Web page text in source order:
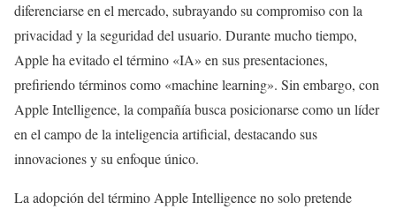
diferenciarse en el mercado, subrayando su compromiso con la
privacidad y la seguridad del usuario. Durante mucho tiempo,
Apple ha evitado el término «IA» en sus presentaciones,
prefiriendo términos como «machine learning». Sin embargo, con
Apple Intelligence, la compañía busca posicionarse como un líder
en el campo de la inteligencia artificial, destacando sus
innovaciones y su enfoque único.
La adopción del término Apple Intelligence no solo pretende